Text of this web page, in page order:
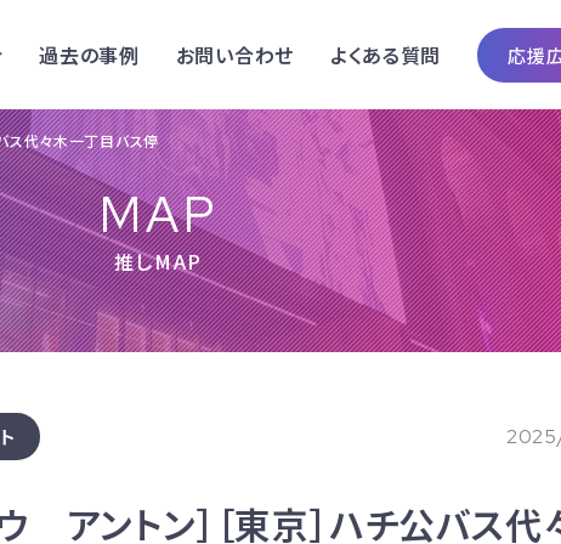
過去の事例 お問い合わせ よくある質問 応援
ス代々木一丁目バス停
MAP
推しMAP
アントン］［東京］ハチ公バス代